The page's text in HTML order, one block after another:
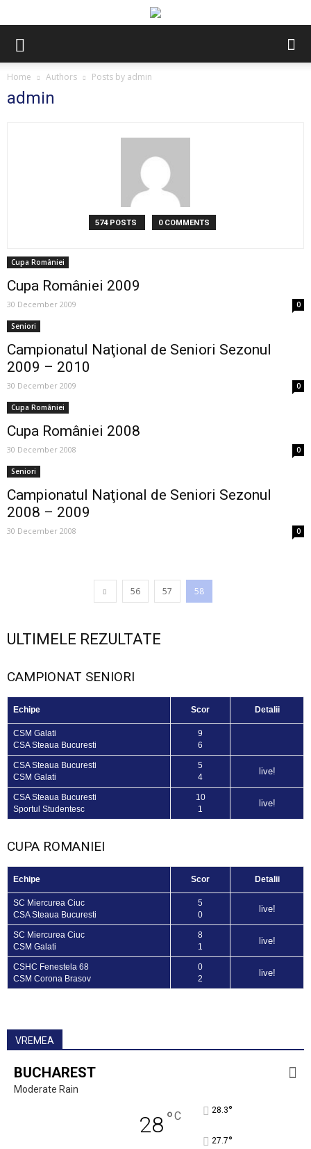
Home Authors Posts by admin
admin
574 POSTS 0 COMMENTS
Cupa României
Cupa României 2009
30 December 2009 0
Seniori
Campionatul Naţional de Seniori Sezonul
2009 – 2010
30 December 2009 0
Cupa României
Cupa României 2008
30 December 2008 0
Seniori
Campionatul Naţional de Seniori Sezonul
2008 – 2009
30 December 2008 0
56 57 58
ULTIMELE REZULTATE
CAMPIONAT SENIORI
Echipe Scor Detalii
CSM Galati
CSA Steaua Bucuresti
9
6
CSA Steaua Bucuresti
CSM Galati
5
4
live!
CSA Steaua Bucuresti
Sportul Studentesc
10
1
live!
CUPA ROMANIEI
Echipe Scor Detalii
SC Miercurea Ciuc
CSA Steaua Bucuresti
5
0
live!
SC Miercurea Ciuc
CSM Galati
8
1
live!
CSHC Fenestela 68
CSM Corona Brasov
0
2
live!
VREMEA
BUCHAREST
Moderate Rain
28°C 28.3°
27.7°